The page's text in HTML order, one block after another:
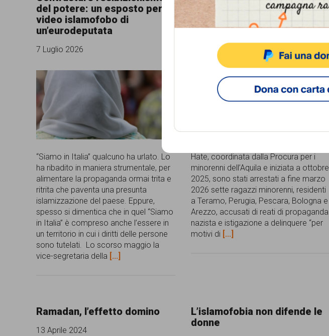
comunicazione
specificamente
dedicato
fenomeno
del
razzismo
curato
da
Lunaria
in
collaborazione
con
persone,
associazioni
che
del potere: un esposto per il
video islamofobo di
un’eurodeputata
7 Luglio 2026
“Siamo in Italia” qualcuno ha urlato. Lo
ha ribadito in maniera strumentale, per
alimentare la propaganda ormai trita e
ritrita che paventa una presunta
islamizzazione del paese. Eppure,
spesso si dimentica che in quel “Siamo
in Italia” è compreso anche l’essere in
un territorio in cui i diritti delle persone
sono tutelati. Lo scorso maggio la
vice-segretaria della [...]
sette minorenni indagati
23 Aprile 2026
La cronaca torna a parlare di gruppi
Hate, coordinata dalla Procura per i
minorenni dell’Aquila e iniziata a ottobre
2025, sono stati arrestati a fine marzo
2026 sette ragazzi minorenni, residenti
a Teramo, Perugia, Pescara, Bologna e
Arezzo, accusati di reati di propaganda
nazista e istigazione a delinquere “per
motivi di [...]
Ramadan, l’effetto domino
13 Aprile 2024
L’islamofobia non difende le
donne